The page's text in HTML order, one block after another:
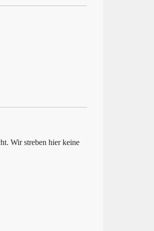
Wir streben hier keine